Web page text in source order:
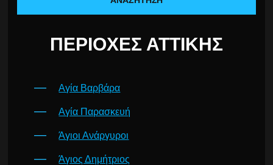
ΠΕΡΙΟΧΈΣ ΑΤΤΙΚΉΣ
Αγία Βαρβάρα
Αγία Παρασκευή
Άγιοι Ανάργυροι
Άγιος Δημήτριος